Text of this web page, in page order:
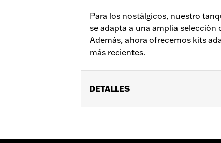
Para los nostálgicos, nuestro
se adapta a una amplia selección
Además, ahora ofrecemos kits
más recientes.
DETALLES
GARANTÍA:1 año de garantía